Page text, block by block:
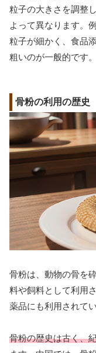
粒子の大きさを調整
よって異なります。
粒子が細かく、食品
粗いのが一般的です。
骨粉の利用の歴史
骨粉は、動物の骨を
料や飼料として利用
薬品にも利用されてい
骨粉の歴史は古く、